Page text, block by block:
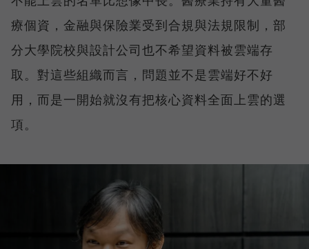
療個資，金融與保險業受到合規與法規限制，部
分大學院校與設計公司也不希望資料被雲端存
取。對這些組織而言，問題並不是雲端好不好
用，而是一開始就沒有把核心資料全面上雲的選
項。